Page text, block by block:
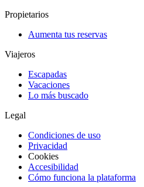
Propietarios
Aumenta tus reservas
Viajeros
Escapadas
Vacaciones
Lo más buscado
Legal
Condiciones de uso
Privacidad
Cookies
Accesibilidad
Cómo funciona la plataforma